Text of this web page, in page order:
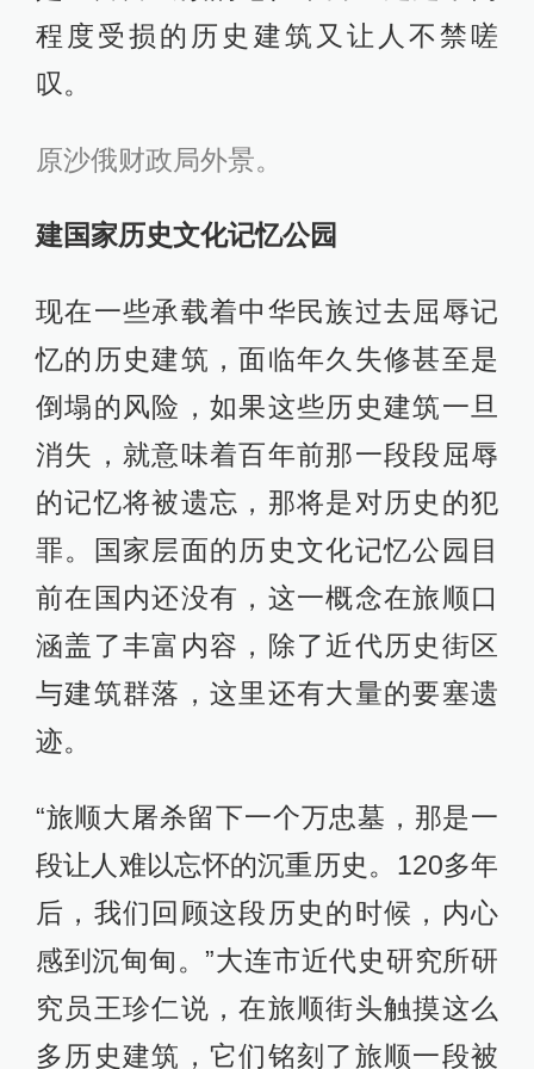
程度受损的历史建筑又让人不禁嗟
叹。
原沙俄财政局外景。
建国家历史文化记忆公园
现在一些承载着中华民族过去屈辱记
忆的历史建筑，面临年久失修甚至是
倒塌的风险，如果这些历史建筑一旦
消失，就意味着百年前那一段段屈辱
的记忆将被遗忘，那将是对历史的犯
罪。国家层面的历史文化记忆公园目
前在国内还没有，这一概念在旅顺口
涵盖了丰富内容，除了近代历史街区
与建筑群落，这里还有大量的要塞遗
迹。
“旅顺大屠杀留下一个万忠墓，那是一
段让人难以忘怀的沉重历史。120多年
后，我们回顾这段历史的时候，内心
感到沉甸甸。”大连市近代史研究所研
究员王珍仁说，在旅顺街头触摸这么
多历史建筑，它们铭刻了旅顺一段被